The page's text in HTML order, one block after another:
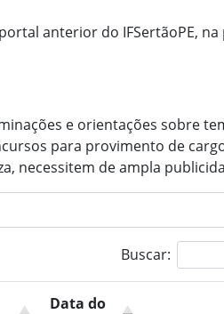
anterior do IFSertãoPE,
e orientações sobre
para provimento de
necessitem de ampla
Buscar:
Data do